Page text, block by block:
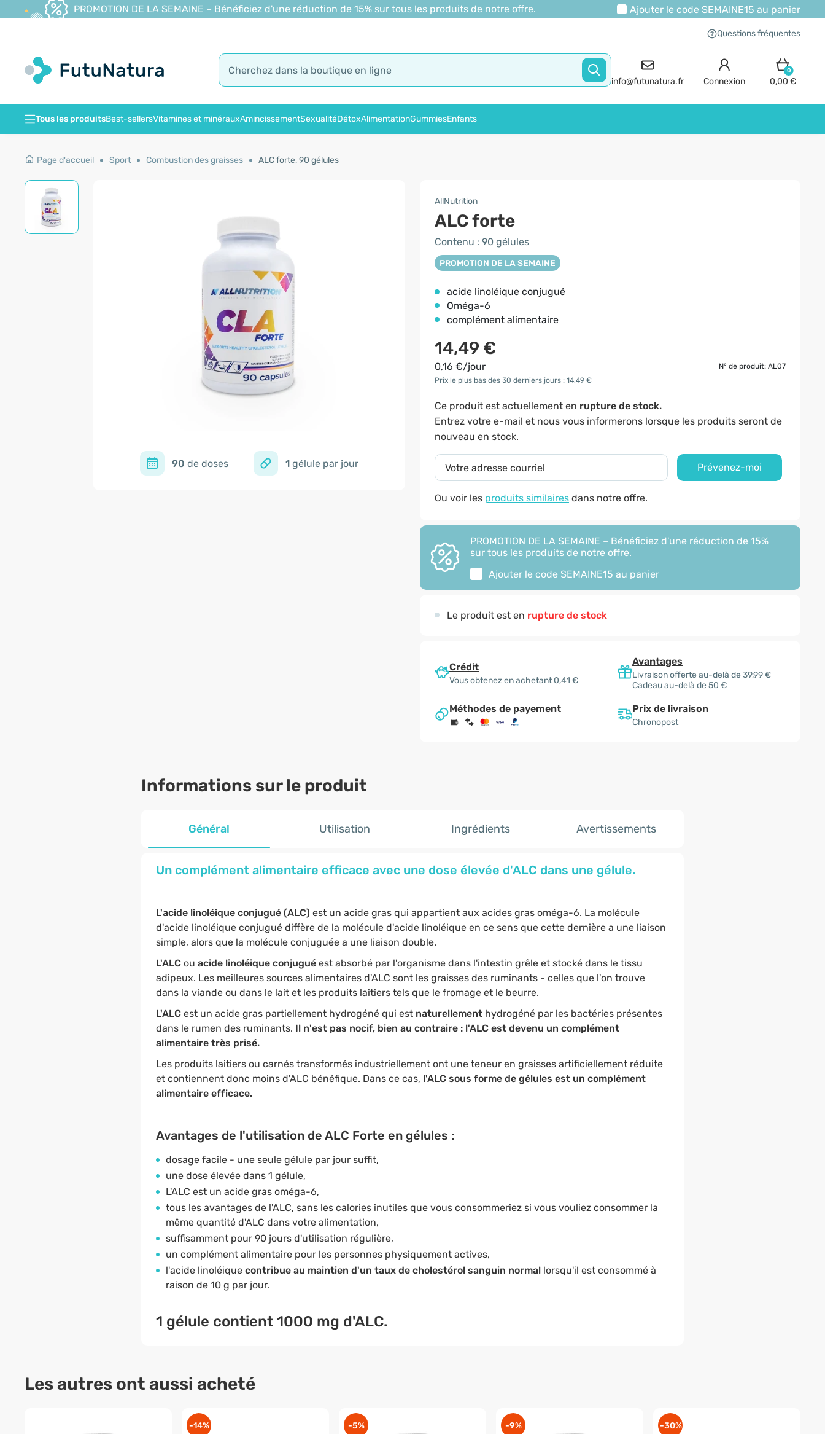
PROMOTION DE LA SEMAINE – Bénéficiez d'une réduction de 15% sur tous les produits de notre offre. Ajouter le code SEMAINE15 au panier
Questions fréquentes
info@futunatura.fr Connexion
0
0,00 €
Tous les produitsBest-sellersVitamines et minérauxAmincissementSexualitéDétoxAlimentationGummiesEnfants
Page d'accueil Sport Combustion des graisses ALC forte, 90 gélules
90 de doses 1 gélule par jour
AllNutrition
ALC forte
Contenu : 90 gélules
PROMOTION DE LA SEMAINE
acide linoléique conjugué
Oméga-6
complément alimentaire
14,49 €
0,16 €/jour
N° de produit: AL07
Prix le plus bas des 30 derniers jours : 14,49 €
Ce produit est actuellement en rupture de stock.
Entrez votre e-mail et nous vous informerons lorsque les produits seront de
nouveau en stock.
Prévenez-moi
Ou voir les produits similaires dans notre offre.
PROMOTION DE LA SEMAINE – Bénéficiez d'une réduction de 15%
sur tous les produits de notre offre.
Ajouter le code SEMAINE15 au panier
Le produit est en rupture de stock
Crédit
Vous obtenez en achetant 0,41 €
Avantages
Livraison offerte au-delà de 39,99 €
Cadeau au-delà de 50 €
Méthodes de payement Prix de livraison
Chronopost
Informations sur le produit
Général Utilisation Ingrédients Avertissements
Un complément alimentaire efficace avec une dose élevée d'ALC dans une gélule.
L'acide linoléique conjugué (ALC) est un acide gras qui appartient aux acides gras oméga-6. La molécule
d'acide linoléique conjugué diffère de la molécule d'acide linoléique en ce sens que cette dernière a une liaison
simple, alors que la molécule conjuguée a une liaison double.
L'ALC ou acide linoléique conjuguéest absorbé par l'organisme dans l'intestin grêle et stocké dans le tissu
adipeux. Les meilleures sources alimentaires d'ALC sont les graisses des ruminants - celles que l'on trouve
dans la viande ou dans le lait et les produits laitiers tels que le fromage et le beurre.
L'ALCest un acide gras partiellement hydrogéné qui est naturellement hydrogéné par les bactéries présentes
dans le rumen des ruminants. Il n'est pas nocif, bien au contraire : l'ALC est devenu un complément
alimentaire très prisé.
Les produits laitiers ou carnés transformés industriellement ont une teneur en graisses artificiellement réduite
et contiennent donc moins d'ALC bénéfique. Dans ce cas, l'ALC sous forme de gélules est un complément
alimentaire efficace.
Avantages de l'utilisation de ALC Forte en gélules :
dosage facile - une seule gélule par jour suffit,
une dose élevée dans 1 gélule,
L'ALC est un acide gras oméga-6,
tous les avantages de l'ALC, sans les calories inutiles que vous consommeriez si vous vouliez consommer la
même quantité d'ALC dans votre alimentation,
suffisamment pour 90 jours d'utilisation régulière,
un complément alimentaire pour les personnes physiquement actives,
l'acide linoléique contribue au maintien d'un taux de cholestérol sanguin normallorsqu'il est consommé à
raison de 10 g par jour.
1 gélule contient1000 mg d'ALC.
Les autres ont aussi acheté
-14% -5% -9% -30%